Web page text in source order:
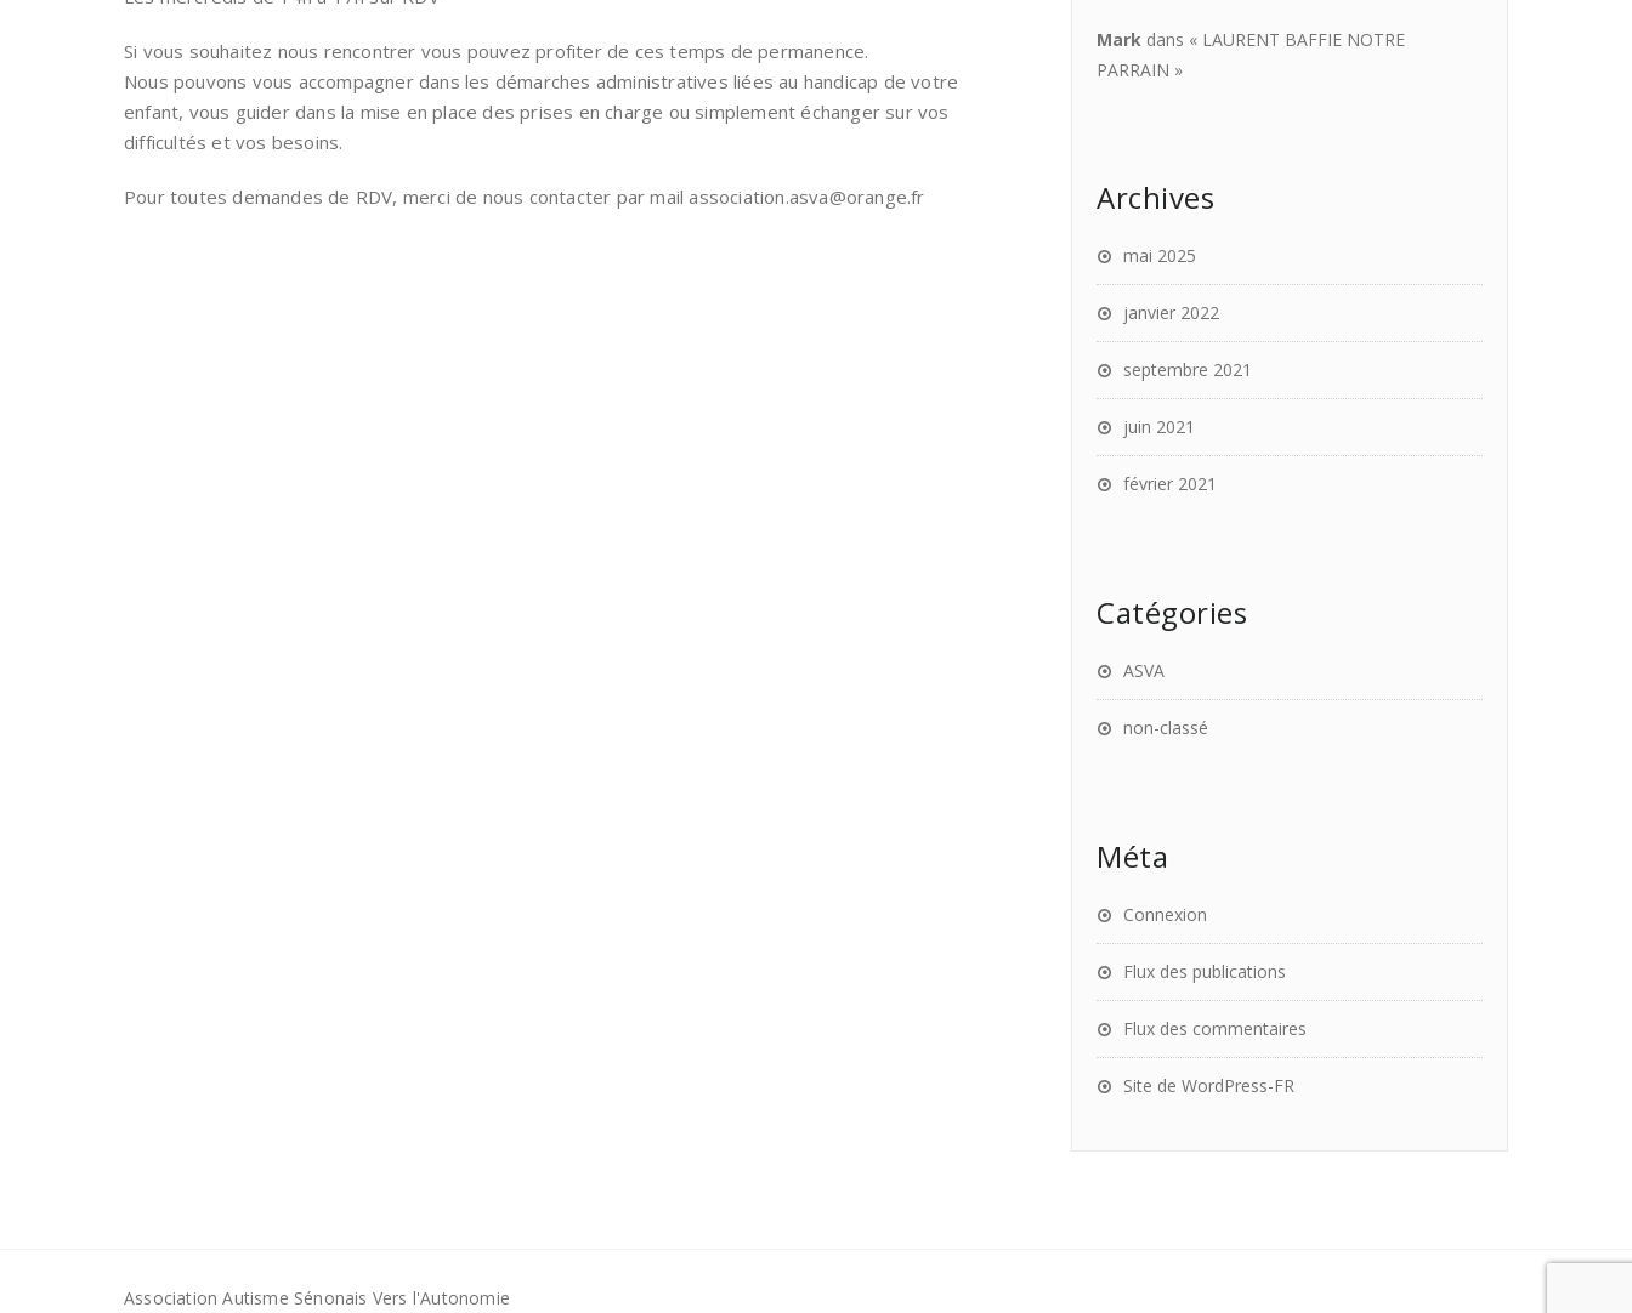
Si vous souhaitez nous rencontrer vous pouvez profiter de ces temps de permanence.
Nous pouvons vous accompagner dans les démarches administratives liées au handicap de votre
enfant, vous guider dans la mise en place des prises en charge ou simplement échanger sur vos
difficultés et vos besoins.
Pour toutes demandes de RDV, merci de nous contacter par mail association.asva@orange.fr
Mark dans « LAURENT BAFFIE NOTRE
PARRAIN »
Archives
mai 2025
janvier 2022
septembre 2021
juin 2021
février 2021
Catégories
ASVA
non-classé
Méta
Connexion
Flux des publications
Flux des commentaires
Site de WordPress-FR
Association Autisme Sénonais Vers l'Autonomie